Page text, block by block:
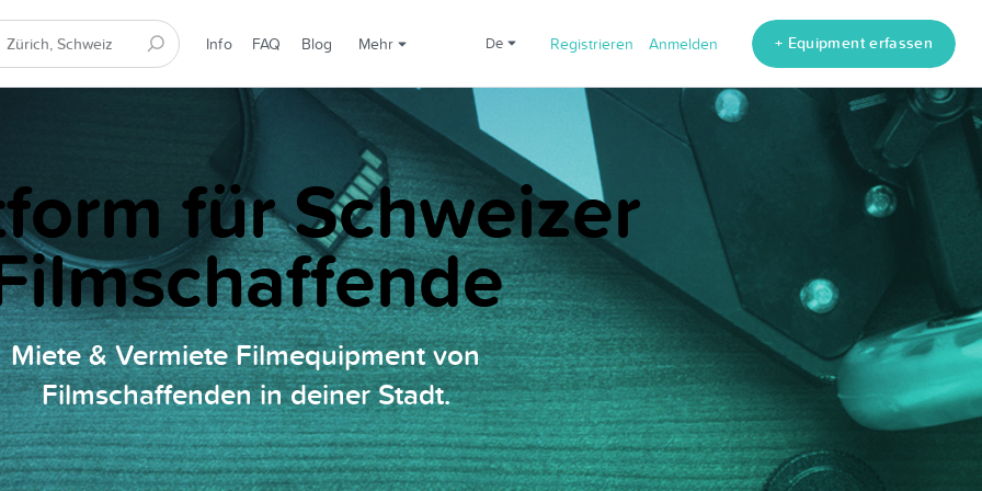
Info FAQ Blog Mehr de Registrieren Anmelden + Equipment erfassen
für Schweizer
Miete & Vermiete Filmequipment von
Filmschaffenden in deiner Stadt.